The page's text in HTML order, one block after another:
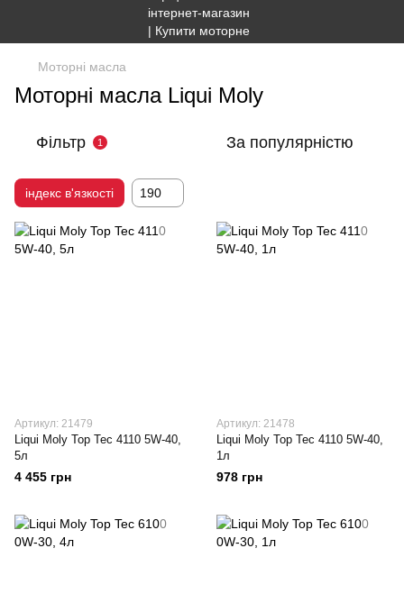
Моторні масла
Моторні масла Liqui Moly
Фільтр 1 За популярністю
індекс в'язкості 190
Артикул: 21479
Liqui Moly Top Tec 4110 5W-40,
5л
4 455 грн
Артикул: 21478
Liqui Moly Top Tec 4110 5W-40,
1л
978 грн